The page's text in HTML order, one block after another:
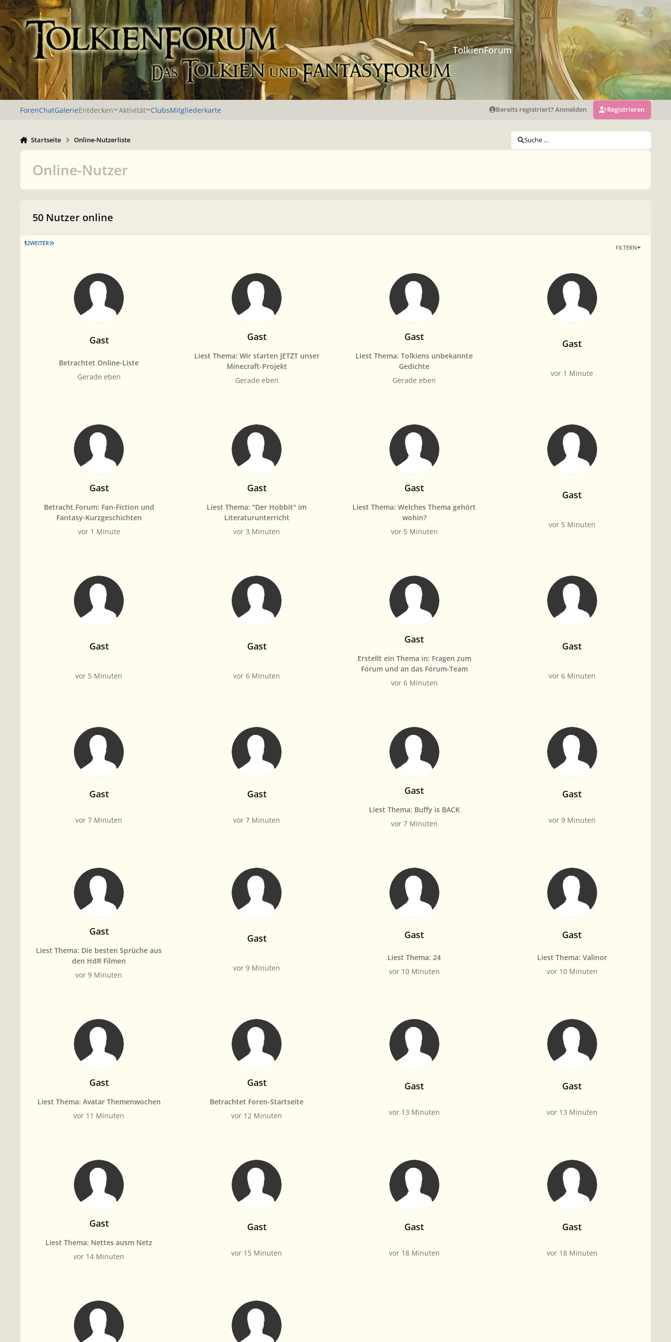
Zu Inhalt springen
TolkienForum
ForenChatGalerieEntdecken Aktivität ClubsMitgliederkarte Bereits registriert? Anmelden Registrieren
Startseite Online-Nutzerliste Suche …
Online-Nutzer
50 Nutzer online
12WEITER LETZTE SEITE
FILTERN
Gast
Betrachtet Online-Liste
Gerade eben
Gast
Liest Thema: Wir starten JETZT unser
Minecraft-Projekt
Gerade eben
Gast
Liest Thema: Tolkiens unbekannte
Gedichte
Gerade eben
Gast
vor 1 Minute
Gast
Betracht Forum: Fan-Fiction und
Fantasy-Kurzgeschichten
vor 1 Minute
Gast
Liest Thema: "Der Hobbit" im
Literaturunterricht
vor 3 Minuten
Gast
Liest Thema: Welches Thema gehört
wohin?
vor 5 Minuten
Gast
vor 5 Minuten
Gast
vor 5 Minuten
Gast
vor 6 Minuten
Gast
Erstellt ein Thema in: Fragen zum
Forum und an das Forum-Team
vor 6 Minuten
Gast
vor 6 Minuten
Gast
vor 7 Minuten
Gast
vor 7 Minuten
Gast
Liest Thema: Buffy is BACK
vor 7 Minuten
Gast
vor 9 Minuten
Gast
Liest Thema: Die besten Sprüche aus
den HdR Filmen
vor 9 Minuten
Gast
vor 9 Minuten
Gast
Liest Thema: 24
vor 10 Minuten
Gast
Liest Thema: Valinor
vor 10 Minuten
Gast
Liest Thema: Avatar Themenwochen
vor 11 Minuten
Gast
Betrachtet Foren-Startseite
vor 12 Minuten
Gast
vor 13 Minuten
Gast
vor 13 Minuten
Gast
Liest Thema: Nettes ausm Netz
vor 14 Minuten
Gast
vor 15 Minuten
Gast
vor 18 Minuten
Gast
vor 18 Minuten